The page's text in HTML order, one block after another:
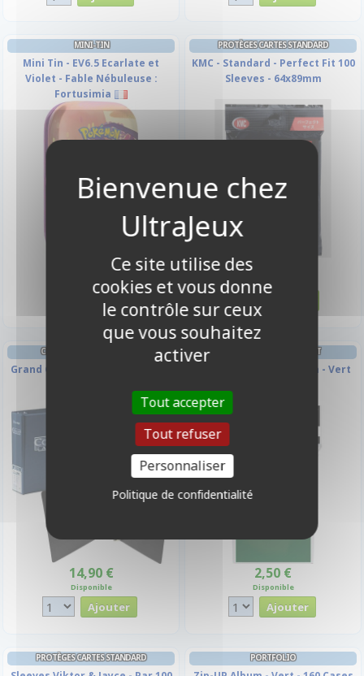
MINI-TIN
Mini Tin - EV6.5 Ecarlate et
Violet - Fable Nébuleuse :
Fortusimia
19,90 €
Disponible
PROTÈGES CARTES STANDARD
KMC - Standard - Perfect Fit 100
Sleeves - 64x89mm
CLASSEURS ET/OU FEUILLES
Grand Classeur À Anneaux Bleu
14,90 €
Disponible
DECK BOX ET RANGEMENT
Deck Box - Forest Green - Vert
2,50 €
Disponible
PROTÈGES CARTES STANDARD PORTFOLIO
Ce site utilise des
cookies et vous donne
le contrôle sur ceux
que vous souhaitez
activer
Tout accepter
Tout refuser
Personnaliser
Politique de confidentialité